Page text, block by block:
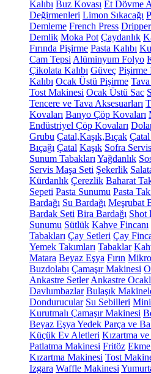
Kalıbı Buz Kovası Et Dövme
Değirmenleri Limon Sıkacağı
Demleme French Press Dripper
Demlik Moka Pot Çaydanlık
Fırında Pişirme Pasta Kalıbı
Cam Tepsi Alüminyum Folyo
Çikolata Kalıbı Güveç Pişirme
Kalıbı Ocak Üstü Pişirme
Tost Makinesi Ocak Üstü Sac
Tencere ve Tava Aksesuarları
Kovaları Banyo Çöp Kovaları
Endüstriyel Çöp Kovaları
Grubu Çatal,Kaşık,Bıçak Çatal
Bıçağı Çatal Kaşık Sofra Servis
Sunum Tabakları Yağdanlık
Servis Maşa Seti Şekerlik
Kürdanlık Çerezlik Baharat
Sepeti Pasta Sunumu Pasta
Bardağı Su Bardağı Meşrubat
Bardak Seti Bira Bardağı Shot
Sunumu Sütlük Kahve Fincanı
Tabakları Çay Setleri Çay
Yemek Takımları Tabaklar
Matara Beyaz Eşya Fırın
Buzdolabı Çamaşır Makinesi
Ankastre Setler Ankastre
Davlumbazlar Bulaşık
Dondurucular Su Sebilleri Mini
Kurutmalı Çamaşır Makinesi
Beyaz Eşya Yedek Parça ve
Küçük Ev Aletleri Kızartma
Patlatma Makinesi Fritöz
Kızartma Makinesi Tost
Izgara Waffle Makinesi